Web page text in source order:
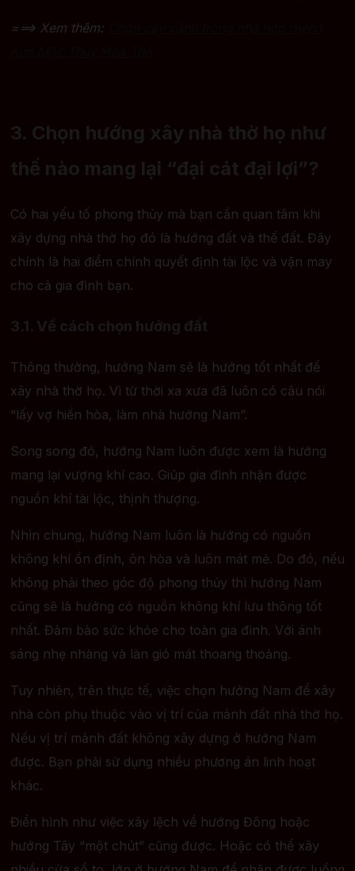
===> Xem thêm:
3. Chọn hướng xây nhà thờ họ như
thế nào mang lại “đại cát đại lợi”?
Có hai yếu tố phong thủy mà bạn cần quan tâm khi
xây dựng nhà thờ họ đó là hướng đất và thế đất. Đây
chính là hai điểm chính quyết định tài lộc và vận may
cho cả gia đình bạn.
3.1. Về cách chọn hướng đất
Thông thường, hướng Nam sẽ là hướng tốt nhất để
xây nhà thờ họ. Vì từ thời xa xưa đã luôn có câu nói
“lấy vợ hiền hòa, làm nhà hướng Nam”.
Song song đó, hướng Nam luôn được xem là hướng
mang lại vượng khí cao. Giúp gia đình nhận được
nguồn khí tài lộc, thịnh thượng.
Nhìn chung, hướng Nam luôn là hướng có nguồn
không khí ổn định, ôn hòa và luôn mát mẻ. Do đó, nếu
không phải theo góc độ phong thủy thì hướng Nam
cũng sẽ là hướng có nguồn không khí lưu thông tốt
nhất. Đảm bảo sức khỏe cho toàn gia đình. Với ánh
sáng nhẹ nhàng và làn gió mát thoang thoảng.
Tuy nhiên, trên thực tế, việc chọn hướng Nam để xây
nhà còn phụ thuộc vào vị trí của mảnh đất nhà thờ họ.
Nếu vị trí mảnh đất không xây dựng ở hướng Nam
được. Bạn phải sử dụng nhiều phương án linh hoạt
khác.
Điển hình như việc xây lệch về hướng Đông hoặc
hướng Tây “một chút” cũng được. Hoặc có thể xây